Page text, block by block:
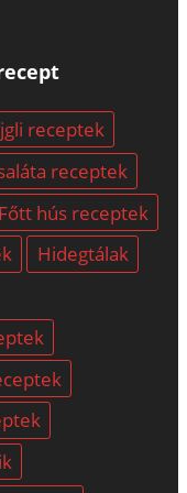
receptek
receptek
Főtt hús receptek
Hidegtálak